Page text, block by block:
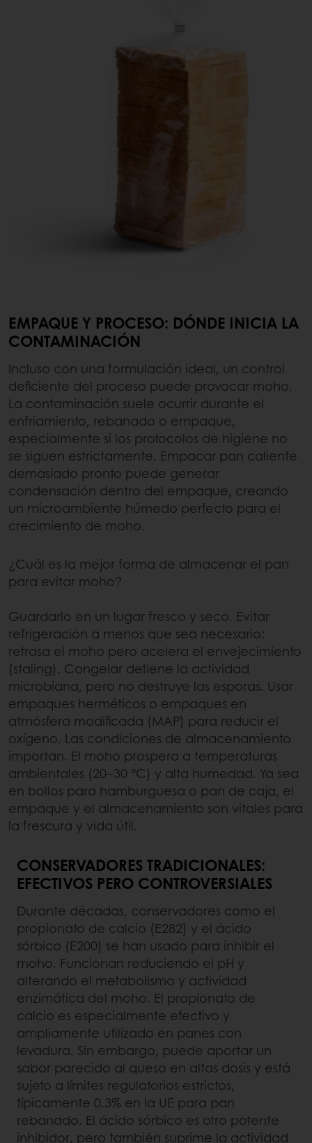
EMPAQUE Y PROCESO: DÓNDE INICIA LA
CONTAMINACIÓN
Incluso con una formulación ideal, un control
deficiente del proceso puede provocar moho.
La contaminación suele ocurrir durante el
enfriamiento, rebanado o empaque,
especialmente si los protocolos de higiene no
se siguen estrictamente. Empacar pan caliente
demasiado pronto puede generar
condensación dentro del empaque, creando
un microambiente húmedo perfecto para el
crecimiento de moho.
¿Cuál es la mejor forma de almacenar el pan
para evitar moho?
Guardarlo en un lugar fresco y seco. Evitar
refrigeración a menos que sea necesario:
retrasa el moho pero acelera el envejecimiento
(staling). Congelar detiene la actividad
microbiana, pero no destruye las esporas. Usar
empaques herméticos o empaques en
atmósfera modificada (MAP) para reducir el
oxígeno. Las condiciones de almacenamiento
importan. El moho prospera a temperaturas
ambientales (20–30 °C) y alta humedad. Ya sea
en bollos para hamburguesa o pan de caja, el
empaque y el almacenamiento son vitales para
la frescura y vida útil.
CONSERVADORES TRADICIONALES:
EFECTIVOS PERO CONTROVERSIALES
Durante décadas, conservadores como el
propionato de calcio (E282) y el ácido
sórbico (E200) se han usado para inhibir el
moho. Funcionan reduciendo el pH y
alterando el metabolismo y actividad
enzimática del moho. El propionato de
calcio es especialmente efectivo y
ampliamente utilizado en panes con
levadura. Sin embargo, puede aportar un
sabor parecido al queso en altas dosis y está
sujeto a límites regulatorios estrictos,
típicamente 0.3% en la UE para pan
rebanado. El ácido sórbico es otro potente
inhibidor, pero también suprime la actividad